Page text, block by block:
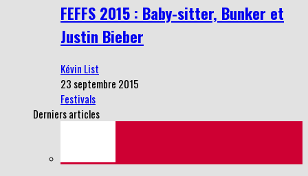
FEFFS 2015 : Baby-sitter, Bunker et
Justin Bieber
Kévin List
23 septembre 2015
Festivals
Derniers articles